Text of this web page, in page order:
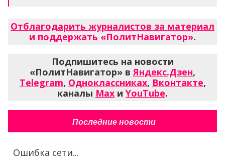
Отблагодарить журналистов за материал
и поддержать «ПолитНавигатор».
Подпишитесь на новости
«ПолитНавигатор» вЯндекс.Дзен,
Telegram, Одноклассниках, Вконтакте,
каналы Max и YouTube.
Последние новости
Ошибка сети...